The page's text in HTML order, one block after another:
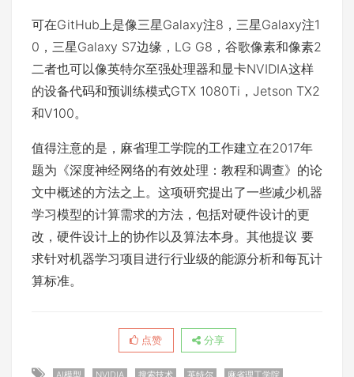
可在GitHub上是像三星Galaxy注8，三星Galaxy注1
0，三星Galaxy S7边缘，LG G8，谷歌像素和像素2
二者也可以像英特尔至强处理器和显卡NVIDIA这样
的设备代码和预训练模式GTX 1080Ti，Jetson TX2
和V100。
值得注意的是，麻省理工学院的工作建立在2017年
题为《深度神经网络的有效处理：教程和调查》的论
文中概述的方法之上。这项研究提出了一些减少机器
学习模型的计算需求的方法，包括对硬件设计的更
改，硬件设计上的协作以及算法本身。其他提议 要
求针对机器学习项目进行行业级的能源分析和每瓦计
算标准。
点赞 分享